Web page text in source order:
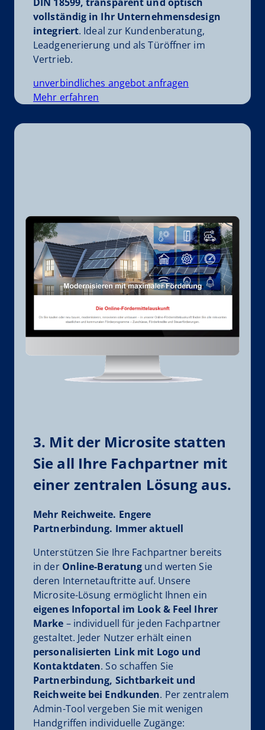
vollständig in Ihr Unternehmensdesign
integriert. Ideal zur Kundenberatung,
Leadgenerierung und als Türöffner im
Vertrieb.
unverbindliches angebot anfragen
Mehr erfahren
3. Mit der Microsite statten
Sie all Ihre Fachpartner mit
einer zentralen Lösung aus.
Mehr Reichweite. Engere
Partnerbindung. Immer aktuell
Unterstützen Sie Ihre Fachpartner bereits
in der Online-Beratung und werten Sie
deren Internetauftritte auf. Unsere
Microsite-Lösung ermöglicht Ihnen ein
eigenes Infoportal im Look & Feel Ihrer
Marke – individuell für jeden Fachpartner
gestaltet. Jeder Nutzer erhält einen
personalisierten Link mit Logo und
Kontaktdaten. So schaffen Sie
Partnerbindung, Sichtbarkeit und
Reichweite bei Endkunden. Per zentralem
Admin-Tool vergeben Sie mit wenigen
Handgriffen individuelle Zugänge: